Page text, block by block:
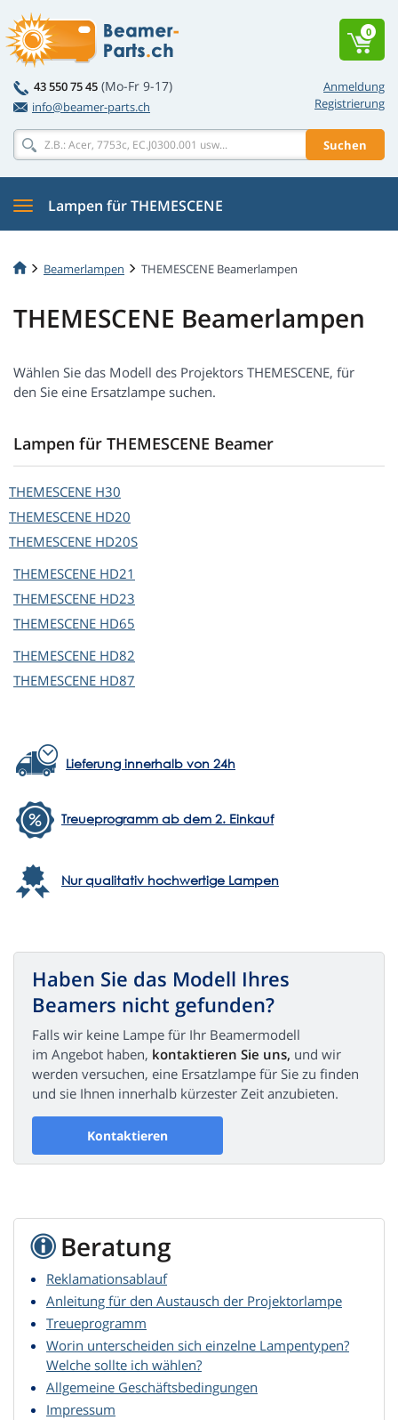
Anmeldung
Registrierung
43 550 75 45 (Mo-Fr 9-17)
info@beamer-parts.ch
Suchen
0
Lampen für THEMESCENE
Beamerlampen THEMESCENE Beamerlampen
THEMESCENE Beamerlampen
Wählen Sie das Modell des Projektors THEMESCENE, für
den Sie eine Ersatzlampe suchen.
Lampen für THEMESCENE Beamer
THEMESCENE H30
THEMESCENE HD20
THEMESCENE HD20S
THEMESCENE HD21
THEMESCENE HD23
THEMESCENE HD65
THEMESCENE HD82
THEMESCENE HD87
Lieferung innerhalb von 24h
Treueprogramm ab dem 2. Einkauf
Nur qualitativ hochwertige Lampen
Haben Sie das Modell Ihres
Beamers nicht gefunden?
Falls wir keine Lampe für Ihr Beamermodell
im Angebot haben, kontaktieren Sie uns, und wir
werden versuchen, eine Ersatzlampe für Sie zu finden
und sie Ihnen innerhalb kürzester Zeit anzubieten.
Kontaktieren
Beratung
Reklamationsablauf
Anleitung für den Austausch der Projektorlampe
Treueprogramm
Worin unterscheiden sich einzelne Lampentypen?
Welche sollte ich wählen?
Allgemeine Geschäftsbedingungen
Impressum